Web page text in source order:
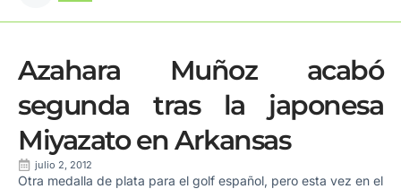
Azahara Muñoz acabó
segunda tras la japonesa
Miyazato en Arkansas
julio 2, 2012
Otra medalla de plata para el golf español, pero esta vez en el